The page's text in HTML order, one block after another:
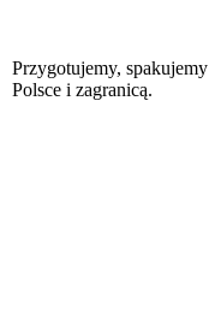
Przygotujemy,
Polsce i zagranicą.